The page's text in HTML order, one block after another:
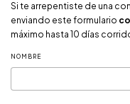
Si te arrepentiste de una
enviando este formulario
máximo hasta 10 días
NOMBRE